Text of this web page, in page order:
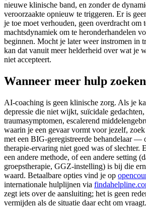
nieuwe klinische band, en zonder de
veroorzaakte opnieuw te triggeren. Er is
je toe moet verhouden, geen overdracht om
machtsdynamiek om te heronderhandelen
beginnen. Mocht je later weer instromen in
kan dat vanuit meer helderheid over wat je
niet accepteert.
Wanneer meer hulp zoeken
AI-coaching is geen klinische zorg. Als je
depressie die niet wijkt, suïcidale gedachten,
traumasymptomen, escalerend
waarin je een gevaar vormt voor jezelf,
met een BIG-geregistreerde behandelaar —
therapie-ervaring niet goed was of slechter.
een andere methode, of een andere setting
groepstherapie, GGZ-instelling) is bij die
waard. Betaalbare opties vind je op
internationale hulplijnen via
zegt iets over de aansluiting; het is geen
vermijden als de situatie daar echt om vraagt.